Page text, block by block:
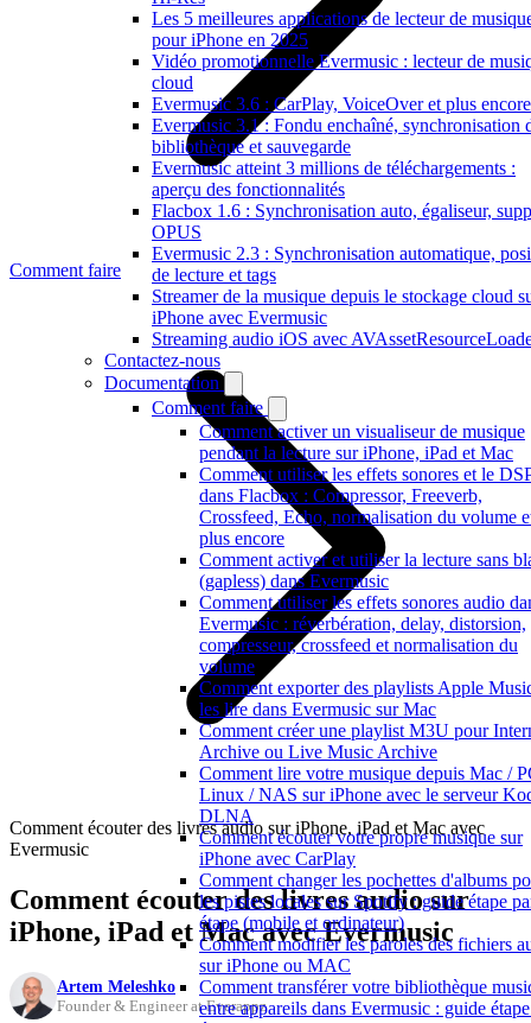
Les 5 meilleures applications de lecteur de
pour iPhone en 2025
Vidéo promotionnelle Evermusic : lecteur de
cloud
Evermusic 3.6 : CarPlay, VoiceOver et plus encore
Evermusic 3.1 : Fondu enchaîné, synchronisation
bibliothèque et sauvegarde
Evermusic atteint 3 millions de téléchargements :
aperçu des fonctionnalités
Flacbox 1.6 : Synchronisation auto, égaliseur,
OPUS
Evermusic 2.3 : Synchronisation automatique,
de lecture et tags
Streamer de la musique depuis le stockage cloud
iPhone avec Evermusic
Streaming audio iOS avec
Contactez-nous
Documentation
Comment faire
Comment activer un visualiseur de musique
pendant la lecture sur iPhone, iPad et Mac
Comment utiliser les effets sonores et le
dans Flacbox : Compressor, Freeverb,
Crossfeed, Echo, normalisation du volume
plus encore
Comment activer et utiliser la lecture sans
(gapless) dans Evermusic
Comment utiliser les effets sonores audio
Evermusic : réverbération, delay, distorsion,
compresseur, crossfeed et normalisation du
volume
Comment exporter des playlists Apple
les lire dans Evermusic sur Mac
Comment créer une playlist M3U pour
Archive ou Live Music Archive
Comment lire votre musique depuis Mac /
Linux / NAS sur iPhone avec le serveur
DLNA
Comment écouter votre propre musique sur
iPhone avec CarPlay
Comment changer les pochettes d'albums
les pistes locales sur Spotify : guide étape
étape (mobile et ordinateur)
Comment modifier les paroles des fichiers
sur iPhone ou MAC
Comment transférer votre bibliothèque
entre appareils dans Evermusic : guide
Comment faire
Comment écouter des livres audio sur iPhone, iPad et Mac avec
Evermusic
Comment écouter des livres audio sur
iPhone, iPad et Mac avec Evermusic
Artem Meleshko
Founder & Engineer at Everappz